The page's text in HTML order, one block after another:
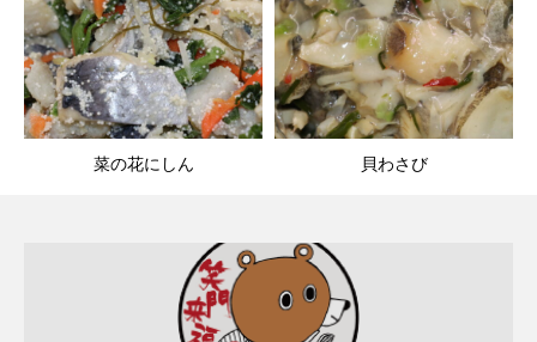
菜の花にしん 貝わさび